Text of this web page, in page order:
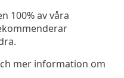
100% av våra
mer information om